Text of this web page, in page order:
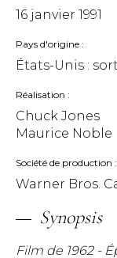
16 janvier 1991
Pays d'origine
États-Unis :
Réalisation
Chuck Jones
Maurice Noble
Société de production
Warner Bros.
Synopsis
Film de 1962 -